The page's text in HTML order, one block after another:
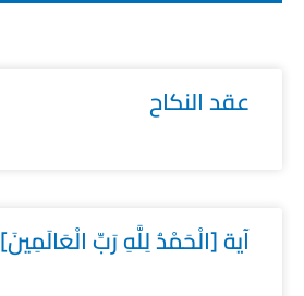
عقد النكاح
آية [الْحَمْدُ لِلَّهِ رَبِّ الْعَالَمِينَ]